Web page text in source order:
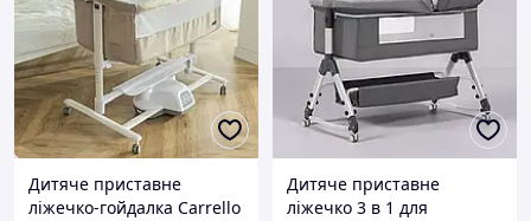
Дитяче приставне
ліжечко-гойдалка Carrello
Дитяче приставне
ліжечко 3 в 1 для